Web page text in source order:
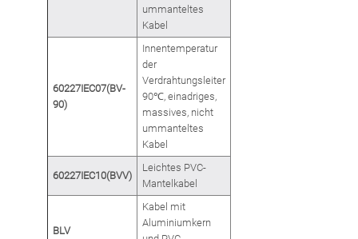
ummanteltes
Kabel
60227IEC07(BV-
90)
Innentemperatur
der
Verdrahtungsleiter
90℃, einadriges,
massives, nicht
ummanteltes
Kabel
60227IEC10(BVV)
Leichtes PVC-
Mantelkabel
BLV
Kabel mit
Aluminiumkern